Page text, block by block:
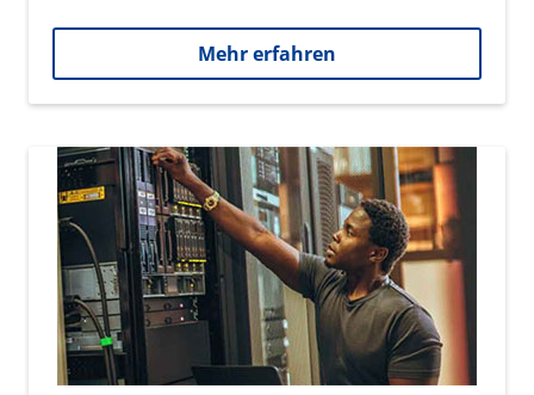
Mehr erfahren